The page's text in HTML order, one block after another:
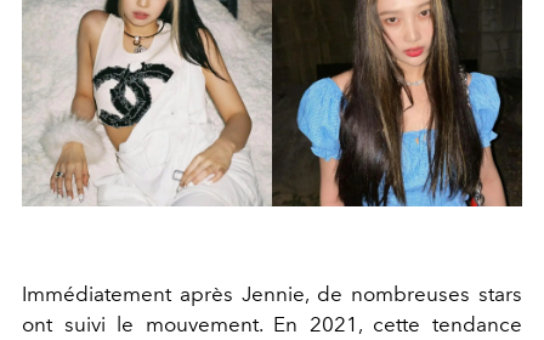
Immédiatement après Jennie, de nombreuses stars
ont suivi le mouvement. En 2021, cette tendance